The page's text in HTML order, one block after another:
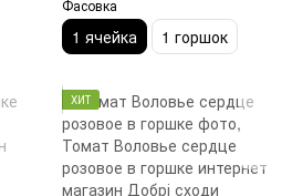
Фасовка
1 ячейка 1 горшок
ХИТ